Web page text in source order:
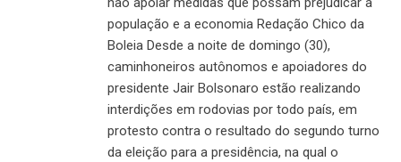
população e a economia Redação Chico da
Boleia Desde a noite de domingo (30),
caminhoneiros autônomos e apoiadores do
presidente Jair Bolsonaro estão realizando
interdições em rodovias por todo país, em
protesto contra o resultado do segundo turno
da eleição para a presidência, na qual o